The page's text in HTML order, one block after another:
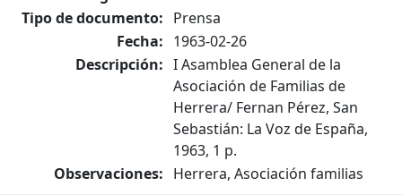
Tipo de documento: Prensa
Fecha: 1963-02-26
Descripción: I Asamblea General de la
Asociación de Familias de
Herrera/ Fernan Pérez, San
Sebastián: La Voz de España,
1963, 1 p.
Observaciones: Herrera, Asociación familias